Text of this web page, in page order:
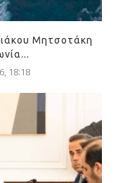
Μητσοτάκη
18:18